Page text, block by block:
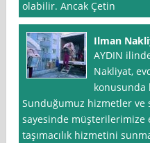
olabilir. Ancak Çetin
Ilman
AYDIN
Nakliyat,
Sunduğumuz hizmetler ve
sayesinde müşterilerimize
taşımacılık hizmetini